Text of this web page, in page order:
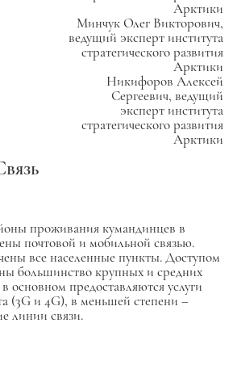
Арктики
Минчук Олег Викторович,
ведущий эксперт института
стратегического развития
Арктики
Никифоров Алексей
Сергеевич, ведущий
эксперт института
стратегического развития
Арктики
проживания кумандинцев в
почтовой и мобильной связью.
все населенные пункты. Доступом
большинство крупных и средних
основном предоставляются услуги
(3G и 4G), в меньшей степени –
линии связи.